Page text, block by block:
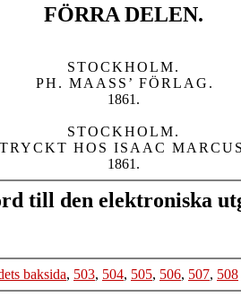
FÖRRA DELEN.
STOCKHOLM.
PH. MAASS’ FÖRLAG .
1861.
STOCKHOLM.
TRYCKT HOS ISAAC MARCUS
till den elektroniska
baksida, 503, 504, 505, 506, 507, 508